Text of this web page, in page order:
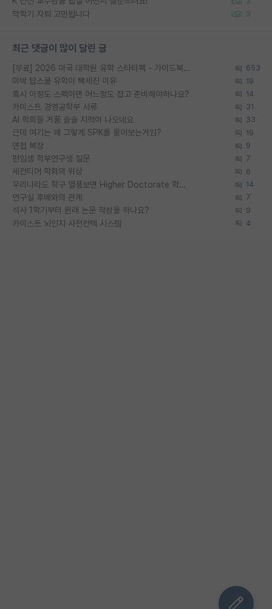
막학기 자퇴 고민됩니다 3
최근 댓글이 많이 달린 글
[무료] 2026 미국 대학원 유학 스타터팩 - 가이드북 & 합격자 컨택메일 템플릿 653
미박 탑스쿨 유학이 빡세진 이유 19
혹시 이정도 스펙이면 어느정도 잡고 준비해야하나요? 14
카이스트 경영공학부 서류 31
AI 학회들 거품 슬슬 지적이 나오네요 33
근데 여기는 왜 그렇게 SPK를 물어보는거임? 19
면접 복장 9
편입생 학부연구생 질문 7
세컨티어 학회의 위상 6
우리나라도 학구 열풍보면 Higher Doctorate 학위가 필요하다고 봅니다. 14
연구실 후배와의 관계 7
석사 1학기부터 원래 논문 작성을 하나요? 9
카이스트 뇌인지 사전컨택 시스템 4